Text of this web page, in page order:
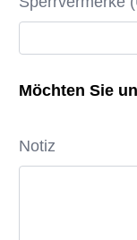
Möchten Sie
Notiz